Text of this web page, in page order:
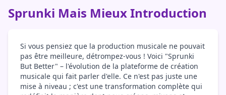
Sprunki Mais Mieux Introduction
Si vous pensiez que la production musicale ne pouvait
pas être meilleure, détrompez-vous ! Voici "Sprunki
But Better" – l'évolution de la plateforme de création
musicale qui fait parler d'elle. Ce n'est pas juste une
mise à niveau ; c'est une transformation complète qui